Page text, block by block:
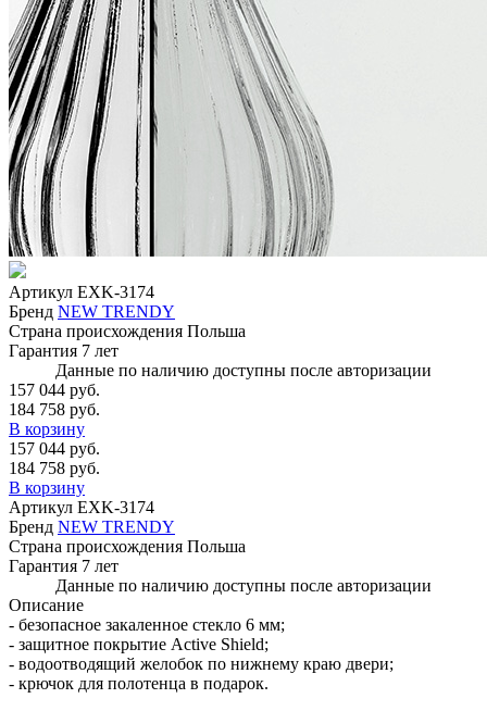
Артикул EXK-3174
Бренд NEW TRENDY
Страна происхождения Польша
Гарантия 7 лет
Данные по наличию доступны после авторизации
157 044 руб.
184 758 руб.
В корзину
157 044 руб.
184 758 руб.
В корзину
Артикул EXK-3174
Бренд NEW TRENDY
Страна происхождения Польша
Гарантия 7 лет
Данные по наличию доступны после авторизации
Описание
- безопасное закаленное стекло 6 мм;
- защитное покрытие Active Shield;
- водоотводящий желобок по нижнему краю двери;
- крючок для полотенца в подарок.